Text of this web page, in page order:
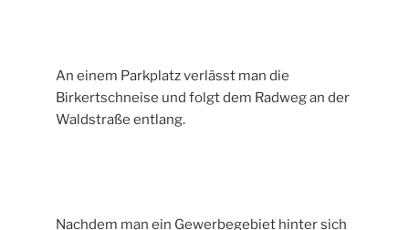
An einem Parkplatz verlässt man die
Birkertschneise und folgt dem Radweg an der
Waldstraße entlang.
Nachdem man ein Gewerbegebiet hinter sich